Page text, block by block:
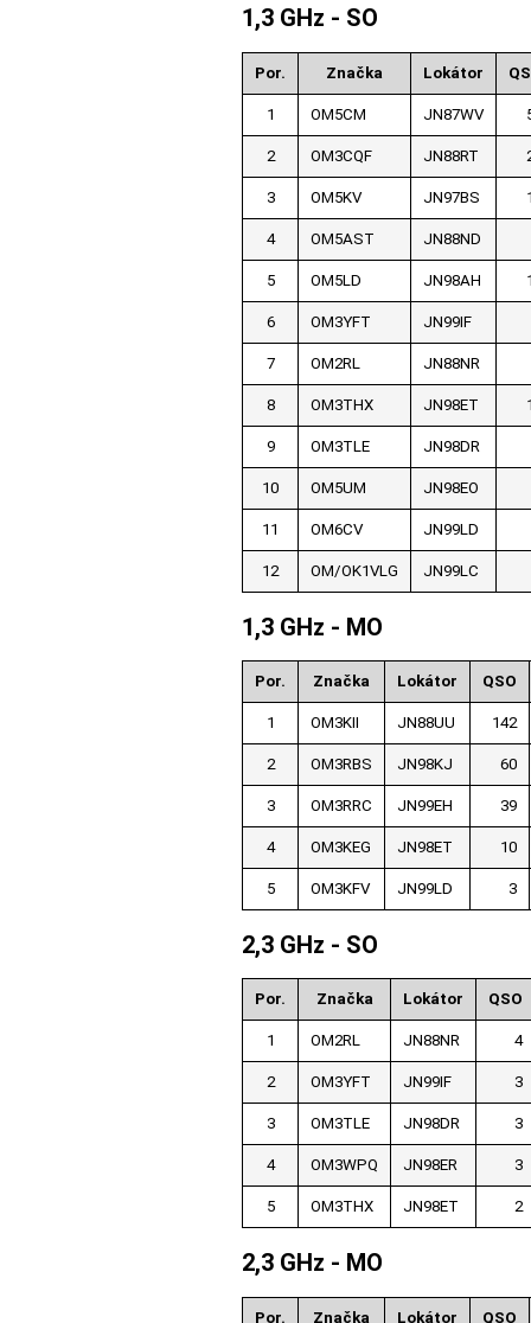
1,3 GHz - SO
Por. Značka Lokátor
1 OM5CM JN87WV
2 OM3CQF JN88RT
3 OM5KV JN97BS
4 OM5AST JN88ND
5 OM5LD JN98AH
6 OM3YFT JN99IF
7 OM2RL JN88NR
8 OM3THX JN98ET
9 OM3TLE JN98DR
10 OM5UM JN98EO
11 OM6CV JN99LD
12 OM/OK1VLG JN99LC
1,3 GHz - MO
Por. Značka Lokátor QSO
1 OM3KII JN88UU 142
2 OM3RBS JN98KJ 60
3 OM3RRC JN99EH 39
4 OM3KEG JN98ET 10
5 OM3KFV JN99LD 3
2,3 GHz - SO
Por. Značka Lokátor QSO
1 OM2RL JN88NR 4
2 OM3YFT JN99IF 3
3 OM3TLE JN98DR 3
4 OM3WPQ JN98ER 3
5 OM3THX JN98ET 2
2,3 GHz - MO
Por. Značka Lokátor QSO